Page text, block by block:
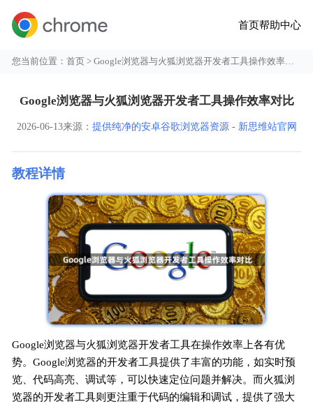
首页帮助中心
您当前位置：首页 > Google浏览器与火狐浏览器开发者工具操作效率对比
Google浏览器与火狐浏览器开发者工具操作效率对比
2026-06-13来源： 提供纯净的安卓谷歌浏览器资源 - 新思维站官网
教程详情
Google浏览器与火狐浏览器开发者工具在操作效率上各有优
势。Google浏览器的开发者工具提供了丰富的功能，如实时预
览、代码高亮、调试等，可以快速定位问题并解决。而火狐浏
览器的开发者工具则更注重于代码的编辑和调试，提供了强大